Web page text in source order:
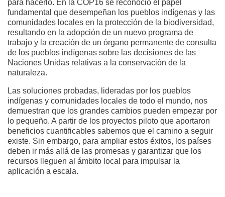
para hacerlo. En la COP16 se reconoció el papel
fundamental que desempeñan los pueblos indígenas y las
comunidades locales en la protección de la biodiversidad,
resultando en la adopción de un nuevo programa de
trabajo y la creación de un órgano permanente de consulta
de los pueblos indígenas sobre las decisiones de las
Naciones Unidas relativas a la conservación de la
naturaleza.
Las soluciones probadas, lideradas por los pueblos
indígenas y comunidades locales de todo el mundo, nos
demuestran que los grandes cambios pueden empezar por
lo pequeño. A partir de los proyectos piloto que aportaron
beneficios cuantificables sabemos que el camino a seguir
existe. Sin embargo, para ampliar estos éxitos, los países
deben ir más allá de las promesas y garantizar que los
recursos lleguen al ámbito local para impulsar la
aplicación a escala.